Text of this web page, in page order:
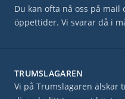
Du kan ofta nå oss på
öppettider. Vi svarar då i
TRUMSLAGAREN
Vi på Trumslagaren älskar